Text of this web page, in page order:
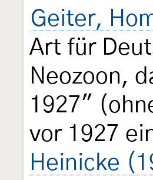
Geiter,
Art für
Neozoon,
1927"
vor 1927
Heinicke